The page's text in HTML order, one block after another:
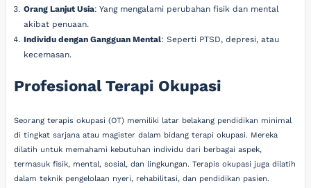
Orang Lanjut Usia: Yang mengalami perubahan fisik dan mental
akibat penuaan.
Individu dengan Gangguan Mental: Seperti PTSD, depresi, atau
kecemasan.
Profesional Terapi Okupasi
Seorang terapis okupasi (OT) memiliki latar belakang pendidikan minimal
di tingkat sarjana atau magister dalam bidang terapi okupasi. Mereka
dilatih untuk memahami kebutuhan individu dari berbagai aspek,
termasuk fisik, mental, sosial, dan lingkungan. Terapis okupasi juga dilatih
dalam teknik pengelolaan nyeri, rehabilitasi, dan pendidikan pasien.